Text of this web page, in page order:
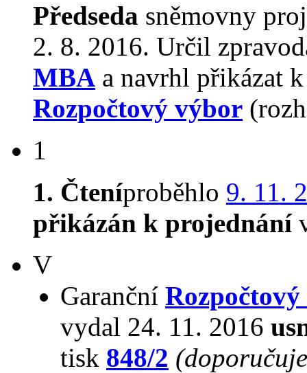
Předseda sněmovny
2. 8. 2016. Určil
MBA a navrhl přikázat
Rozpočtový výbor
1
1. Čteníproběhlo 9. 11.
přikázán k projednání
V
Garanční
vydal 24. 11. 2016
tisk 848/2